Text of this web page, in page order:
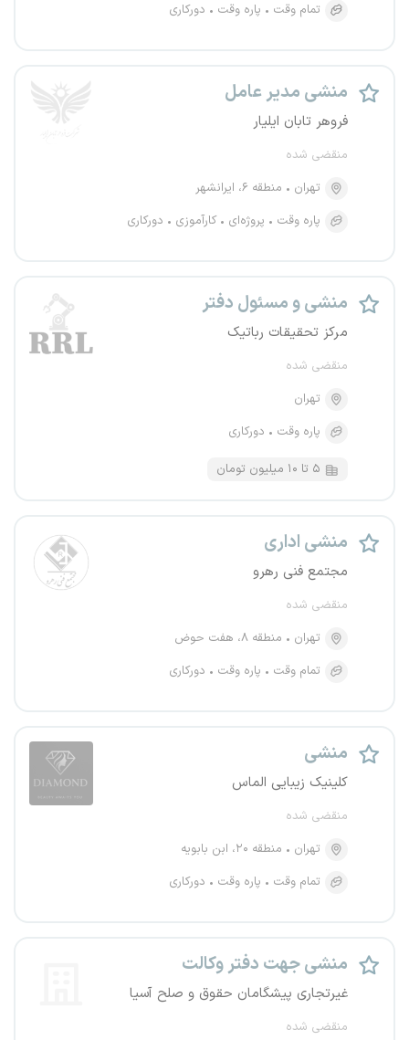
تمام وقت پاره وقت دورکاری
منشی مدیر عامل
فروهر تابان ایلیار
منقضی شده
تهران
منطقه ۶، ایرانشهر
پاره وقت
پروژه‌ای کارآموزی دورکاری
منشی و مسئول دفتر
مرکز تحقیقات رباتیک
منقضی شده
تهران
پاره وقت
دورکاری
۵ تا ۱۰ میلیون تومان
منشی اداری
مجتمع فنی رهرو
منقضی شده
تهران
منطقه ۸، هفت حوض
تمام وقت
پاره وقت دورکاری
منشی
کلینیک زیبایی الماس
منقضی شده
تهران
منطقه ۲۰، ابن بابویه
تمام وقت
پاره وقت دورکاری
منشی جهت دفتر وکالت
غیرتجاری پیشگامان حقوق و صلح آسیا
منقضی شده